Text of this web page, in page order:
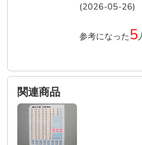
(2026-05-26)
参考になった5
関連商品